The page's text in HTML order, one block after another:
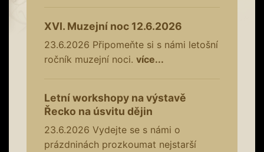
XVI. Muzejní noc 12.6.2026
23.6.2026 Připomeňte si s námi letošní
ročník muzejní noci. více...
Letní workshopy na výstavě
Řecko na úsvitu dějin
23.6.2026 Vydejte se s námi o
prázdninách prozkoumat nejstarší